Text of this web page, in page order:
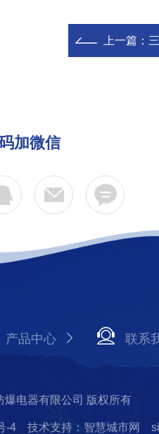
上一篇：
加微信
产品中心 联系
电器有限公司 版权所有
-4 技术支持：智慧城市网